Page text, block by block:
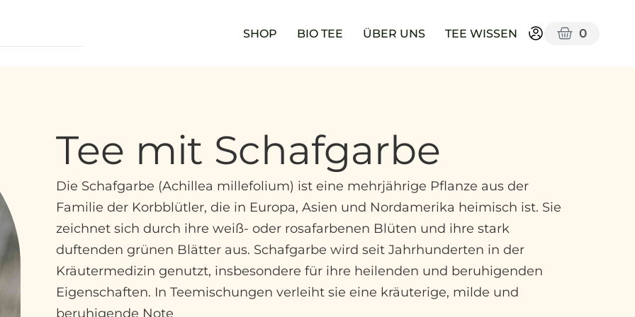
SHOP BIO TEE ÜBER UNS TEE WISSEN 0
Tee mit Schafgarbe
Die Schafgarbe (Achillea millefolium) ist eine mehrjährige Pflanze aus der
Familie der Korbblütler, die in Europa, Asien und Nordamerika heimisch ist. Sie
zeichnet sich durch ihre weiß- oder rosafarbenen Blüten und ihre stark
duftenden grünen Blätter aus. Schafgarbe wird seit Jahrhunderten in der
Kräutermedizin genutzt, insbesondere für ihre heilenden und beruhigenden
Eigenschaften. In Teemischungen verleiht sie eine kräuterige, milde und
beruhigende Note